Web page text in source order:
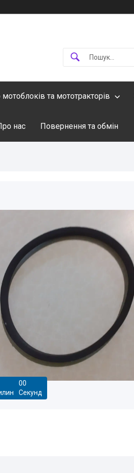
та мототракторів
нас Повернення та обмін
00
Секунд